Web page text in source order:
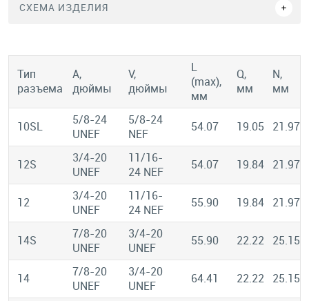
СХЕМА ИЗДЕЛИЯ
Тип
разъема
A,
дюймы
V,
дюймы
L
(max),
мм
Q,
мм
N,
мм
10SL
5/8-24
UNEF
5/8-24
NEF
54.07 19.05 21.97
12S
3/4-20
UNEF
11/16-
24 NEF
54.07 19.84 21.97
12
3/4-20
UNEF
11/16-
24 NEF
55.90 19.84 21.97
14S
7/8-20
UNEF
3/4-20
UNEF
55.90 22.22 25.15
14
7/8-20
UNEF
3/4-20
UNEF
64.41 22.22 25.15